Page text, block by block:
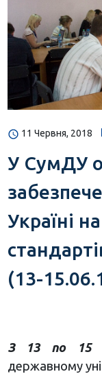
11 Червня, 2018
У СумДУ
Україні
(13-
З 13 по 15
державному